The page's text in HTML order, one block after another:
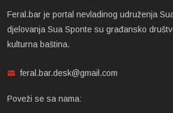
Feral.bar je portal nevladinog udruženja
djelovanja Sua Sponte su građansko
kulturna baština.
feral.bar.desk@gmail.com
Poveži se sa nama: